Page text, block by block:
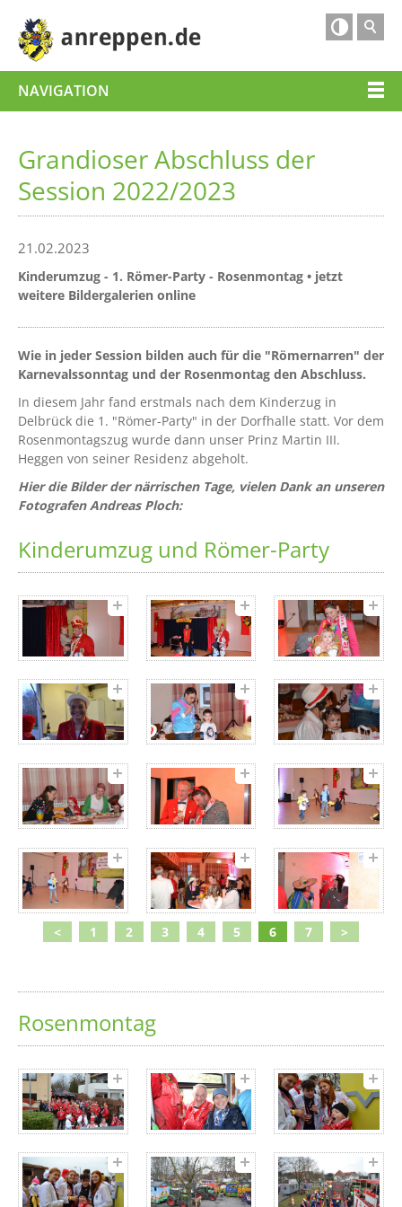

NAVIGATION
Grandioser Abschluss der
Session 2022/2023
21.02.2023
Kinderumzug - 1. Römer-Party - Rosenmontag • jetzt
weitere Bildergalerien online
Wie in jeder Session bilden auch für die "Römernarren" der
Karnevalssonntag und der Rosenmontag den Abschluss.
In diesem Jahr fand erstmals nach dem Kinderzug in
Delbrück die 1. "Römer-Party" in der Dorfhalle statt. Vor dem
Rosenmontagszug wurde dann unser Prinz Martin III.
Heggen von seiner Residenz abgeholt.
Hier die Bilder der närrischen Tage, vielen Dank an unseren
Fotografen Andreas Ploch:
Kinderumzug und Römer-Party
< 1 2 3 4 5 6 7 >
Rosenmontag